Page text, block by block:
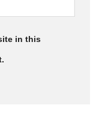
in this